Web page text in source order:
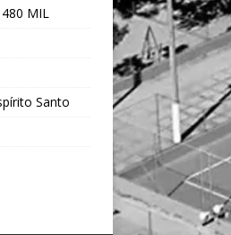
480 MIL
Santo